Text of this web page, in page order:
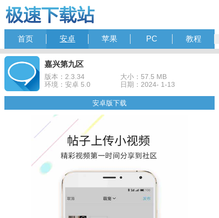
首页 安卓 苹果 PC 教程
嘉兴第九区
版本：2.3.34
大小：57.5 MB
环境：安卓 5.0
日期：2024- 1-13
安卓版下载